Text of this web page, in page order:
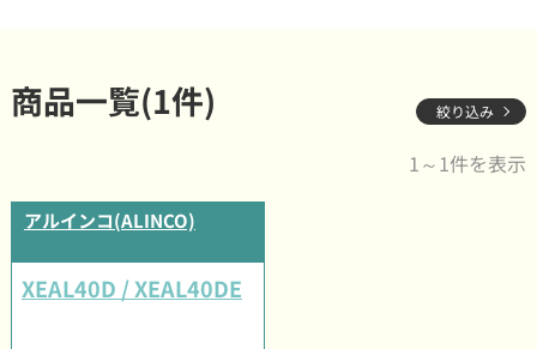
商品一覧(1件) 絞り込み
1～1件を表示
アルインコ(ALINCO)
XEAL40D / XEAL40DE